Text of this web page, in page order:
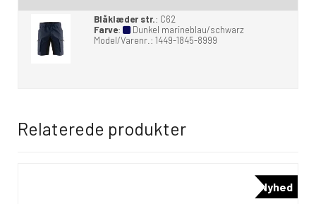
Blåklæder str.: C62
Farve:
Dunkel marineblau/schwarz
Model/Varenr.: 1449-1845-8999
Relaterede produkter
Nyhed